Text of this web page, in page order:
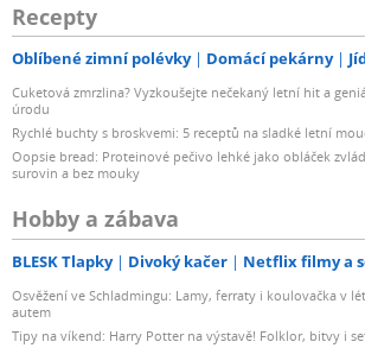
Recepty
Oblíbené zimní polévky Domácí pekárny
Cuketová zmrzlina? Vyzkoušejte nečekaný letní hit a
úrodu
Rychlé buchty s broskvemi: 5 receptů na sladké letní
Oopsie bread: Proteinové pečivo lehké jako obláček
surovin a bez mouky
Hobby a zábava
BLESK Tlapky Divoký kačer Netflix filmy a
Osvěžení ve Schladmingu: Lamy, ferraty i koulovačka v
autem
Tipy na víkend: Harry Potter na výstavě! Folklor, bitvy i